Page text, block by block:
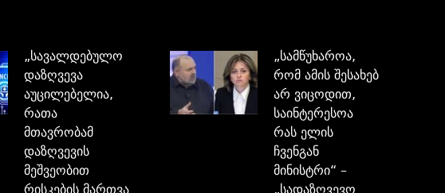
„სავალდებულო
დაზღვევა
აუცილებელია,
რათა
მთავრობამ
დაზღვევის
მეშვეობით
რისკების მართვა
„სამწუხაროა,
რომ ამის შესახებ
არ ვიცოდით,
საინტერესოა
რას ელის
ჩვენგან
მინისტრი“ –
„სადაზღვევო